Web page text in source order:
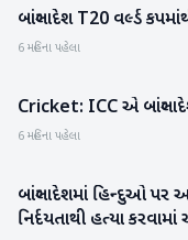
રમતગમત
બાંગ્લાદેશ T20 વર્લ્ડ
6 મહિના પહેલા
રમતગમત
Cricket: ICC એ
6 મહિના પહેલા
આંતરરાષ્ટ્રીય
બાંગ્લાદેશમાં હિન્દુઓ પર
નિર્દયતાથી હત્યા